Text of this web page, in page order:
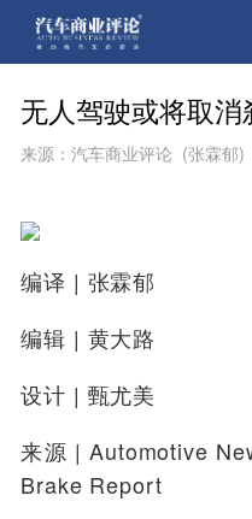
无人驾驶或将取消
来源：汽车商业评论 (张霖
编译 | 张霖郁
编辑 | 黄大路
设计 | 甄尤美
来源 |Automotive
Brake Report